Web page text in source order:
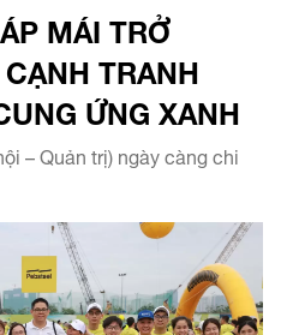
MÁI TRỞ
TRANH
ỨNG XANH
– Quản trị) ngày càng chi